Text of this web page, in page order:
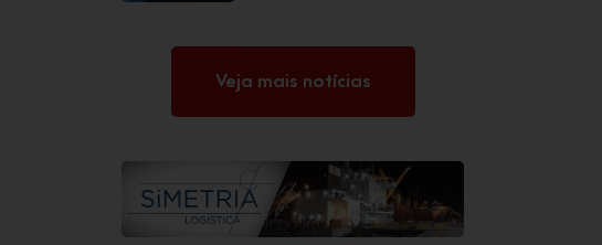
assustador e incrível
da minha vida”
Veja mais notícias